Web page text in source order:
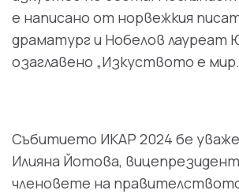
е написано от норвежкия
драматург и Нобелов лауреат
озаглавено „Изкуството е
Събитието ИКАР 2024 бе
Илияна Йотова,
членовете на